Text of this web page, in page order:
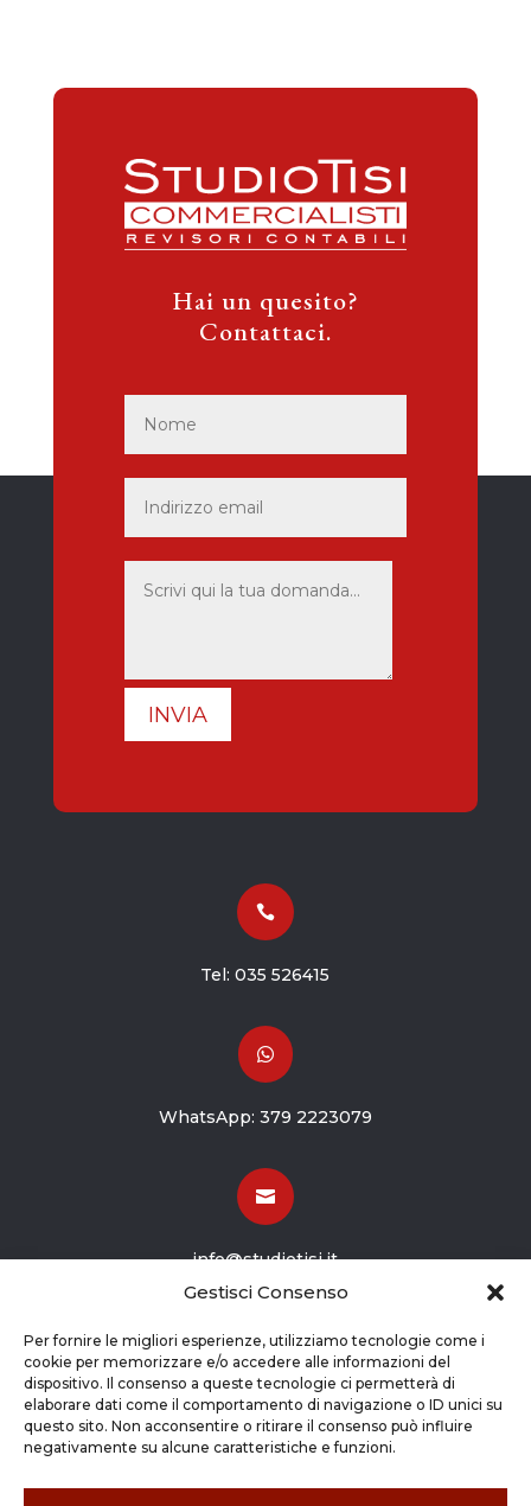
Gestisci Consenso
Per fornire le migliori esperienze, utilizziamo tecnologie come i
cookie per memorizzare e/o accedere alle informazioni del
dispositivo. Il consenso a queste tecnologie ci permetterà di
elaborare dati come il comportamento di navigazione o ID unici su
questo sito. Non acconsentire o ritirare il consenso può influire
negativamente su alcune caratteristiche e funzioni.
Hai un quesito?
Contattaci.
INVIA

Tel:035 526415

WhatsApp: 379 2223079

info@studiotisi.it

Viale Europa 8
Grassobbio BG (24050)